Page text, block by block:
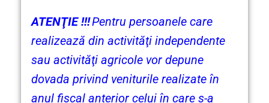
ATENŢIE !!!Pentru persoanele care
realizează din activităţi independente
sau activităţi agricole vor depune
dovada privind veniturile realizate în
anul fiscal anterior celui în care s-a